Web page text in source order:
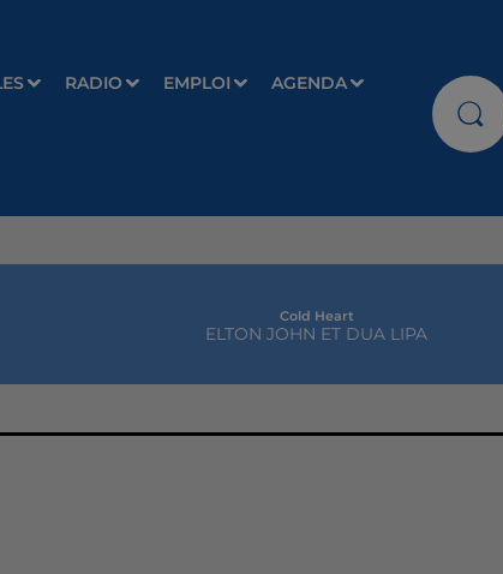
RADIO EMPLOI AGENDA
Cold Heart
ELTON JOHN ET DUA LIPA